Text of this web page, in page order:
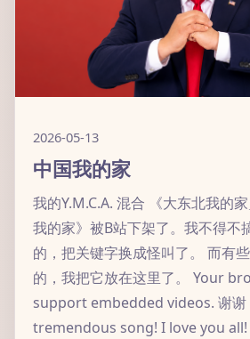
2026-05-13
中国我的家
我的Y.M.C.A. 混合 《大东北我的
我的家》被B站下架了。我不得不
的，把关键字换成怪叫了。 而有
的，我把它放在这里了。 Your
support embedded videos. 谢谢
tremendous song! I love you all!